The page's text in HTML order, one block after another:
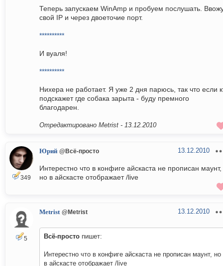
Теперь запускаем WinAmp и пробуем послушать.
свой IP и через двоеточие порт.
**********
И вуаля!
**********
Нихера не работает. Я уже 2 дня парюсь, так что если
подскажет где собака зарыта - буду премного
благодарен.
Отредактировано Metrist - 13.12.2010
349
Юрий @Всё-просто 13.12.2010
Интерестно что в конфиге айскаста не прописан маунт,
но в айскасте отображает /live
5
Metrist @Metrist 13.12.2010
Всё-просто пишет:
Интерестно что в конфиге айскаста не прописан маунт, но
в айскасте отображает /live